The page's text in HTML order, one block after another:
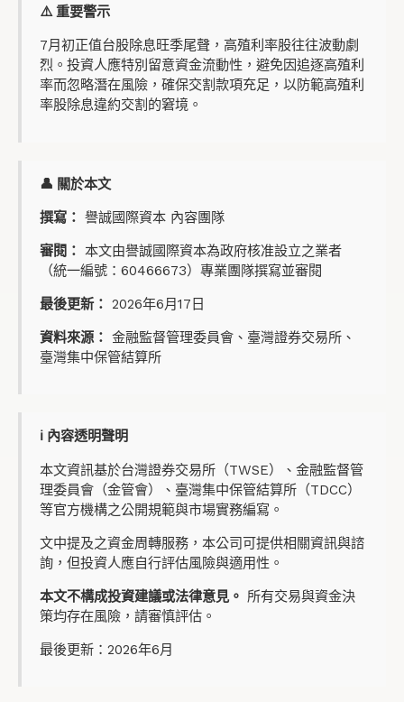
⚠️ 重要警示
7月初正值台股除息旺季尾聲，高殖利率股往往波動劇
烈。投資人應特別留意資金流動性，避免因追逐高殖利
率而忽略潛在風險，確保交割款項充足，以防範高殖利
率股除息違約交割的窘境。
👤 關於本文
撰寫： 譽誠國際資本 內容團隊
審閱： 本文由譽誠國際資本為政府核准設立之業者
（統一編號：60466673）專業團隊撰寫並審閱
最後更新： 2026年6月17日
資料來源： 金融監督管理委員會、臺灣證券交易所、
臺灣集中保管結算所
ℹ️ 內容透明聲明
本文資訊基於台灣證券交易所（TWSE）、金融監督管
理委員會（金管會）、臺灣集中保管結算所（TDCC）
等官方機構之公開規範與市場實務編寫。
文中提及之資金周轉服務，本公司可提供相關資訊與諮
詢，但投資人應自行評估風險與適用性。
本文不構成投資建議或法律意見。 所有交易與資金決
策均存在風險，請審慎評估。
最後更新：2026年6月